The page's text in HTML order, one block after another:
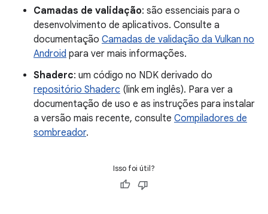
Camadas de validação: são essenciais para o
desenvolvimento de aplicativos. Consulte a
documentação Camadas de validação da Vulkan no
Android para ver mais informações.
Shaderc: um código no NDK derivado do
repositório Shaderc (link em inglês). Para ver a
documentação de uso e as instruções para instalar
a versão mais recente, consulte Compiladores de
sombreador.
Isso foi útil?